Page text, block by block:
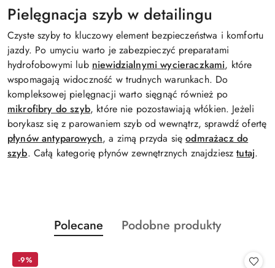
Pielęgnacja szyb w detailingu
Czyste szyby to kluczowy element bezpieczeństwa i komfortu
jazdy. Po umyciu warto je zabezpieczyć preparatami
hydrofobowymi lub niewidzialnymi wycieraczkami, które
wspomagają widoczność w trudnych warunkach. Do
kompleksowej pielęgnacji warto sięgnąć również po
mikrofibry do szyb, które nie pozostawiają włókien. Jeżeli
borykasz się z parowaniem szyb od wewnątrz, sprawdź ofertę
płynów antyparowych, a zimą przyda sięodmrażacz do
szyb. Całą kategorię płynów zewnętrznych znajdziesztutaj.
Pomiń karuzelę produktów
Produkty
o
Polecane
Produkty
Podobne produkty
-9%